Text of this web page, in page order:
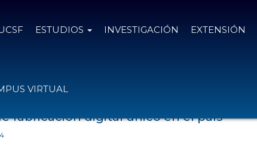
ESTUDIOS INVESTIGACIÓN EXTENSIÓN
VIRTUAL
fabricación digital único en el país